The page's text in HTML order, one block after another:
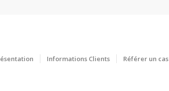
Informations Clients Référer un cas